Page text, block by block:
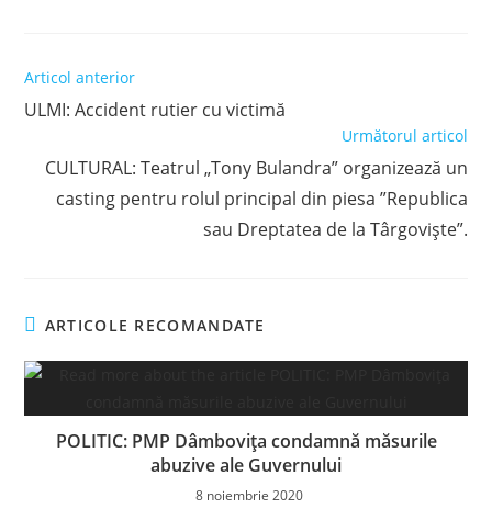
Read
articles
Articol anterior
ULMI: Accident rutier cu victimă
Următorul articol
CULTURAL: Teatrul „Tony Bulandra” organizează un
casting pentru rolul principal din piesa ”Republica
sau Dreptatea de la Târgoviște”.
ARTICOLE RECOMANDATE
POLITIC: PMP Dâmbovița condamnă măsurile
abuzive ale Guvernului
8 noiembrie 2020